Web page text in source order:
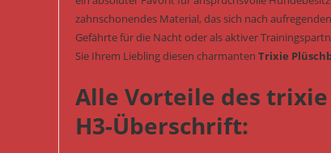
zahnschonendes Material, das sich nach
Gefährte für die Nacht oder als aktiver
Sie Ihrem Liebling diesen charmanten Trixie
Alle Vorteile des
H3-Überschrift: